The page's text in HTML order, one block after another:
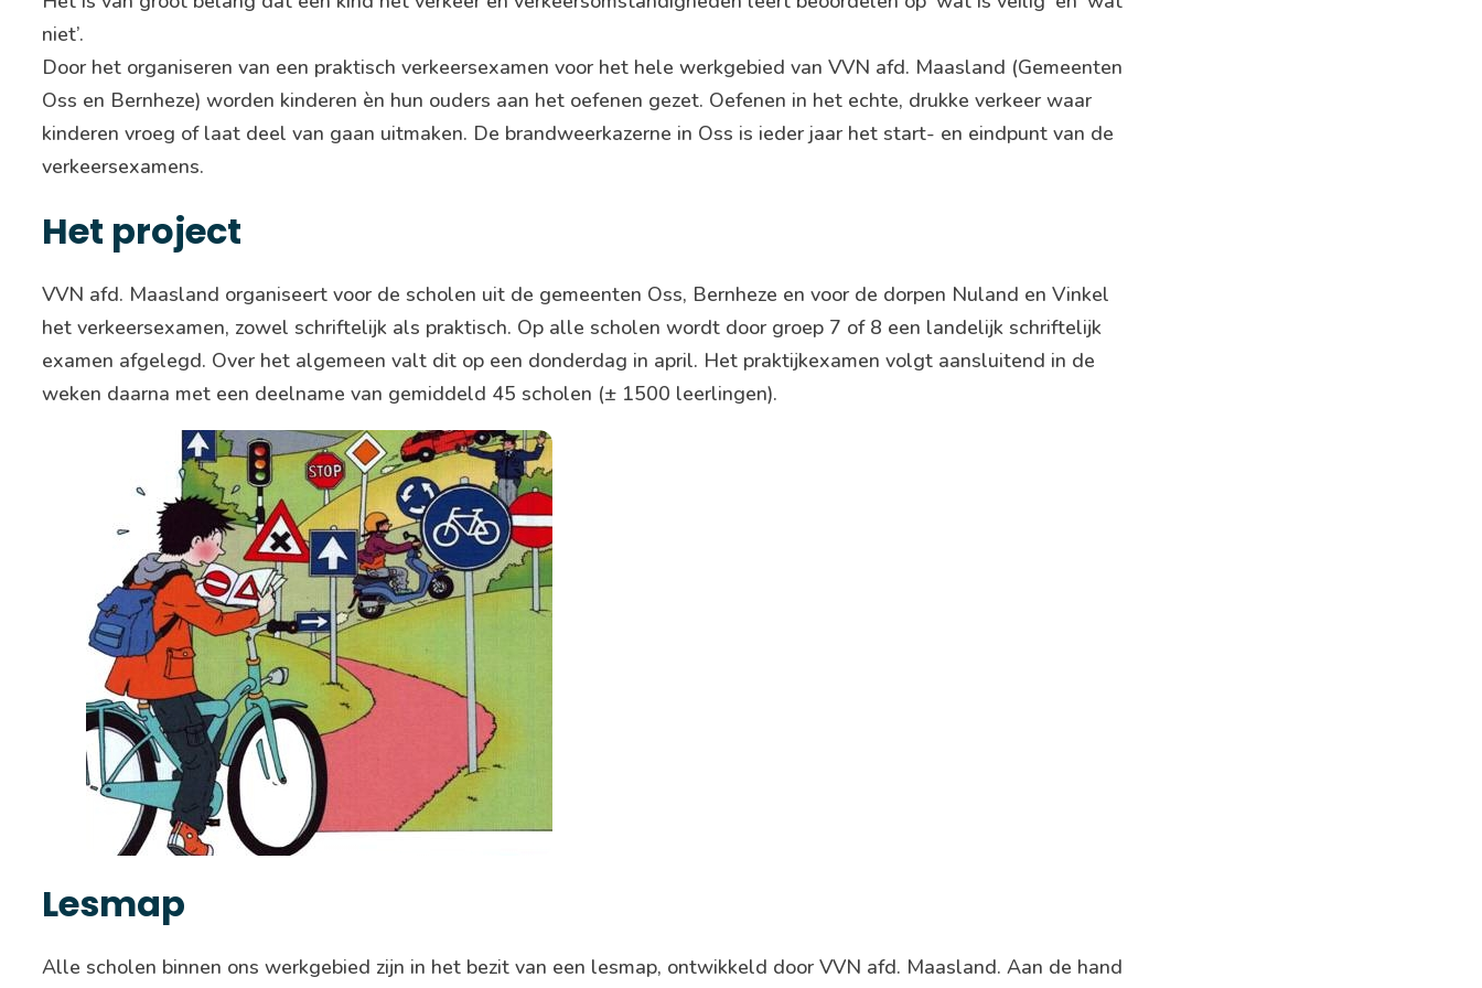
niet’.
Door het organiseren van een praktisch verkeersexamen voor het hele werkgebied van VVN afd. Maasland (Gemeenten
Oss en Bernheze) worden kinderen èn hun ouders aan het oefenen gezet. Oefenen in het echte, drukke verkeer waar
kinderen vroeg of laat deel van gaan uitmaken. De brandweerkazerne in Oss is ieder jaar het start- en eindpunt van de
verkeersexamens.
Het project
VVN afd. Maasland organiseert voor de scholen uit de gemeenten Oss, Bernheze en voor de dorpen Nuland en Vinkel
het verkeersexamen, zowel schriftelijk als praktisch. Op alle scholen wordt door groep 7 of 8 een landelijk schriftelijk
examen afgelegd. Over het algemeen valt dit op een donderdag in april. Het praktijkexamen volgt aansluitend in de
weken daarna met een deelname van gemiddeld 45 scholen (± 1500 leerlingen).
Lesmap
Alle scholen binnen ons werkgebied zijn in het bezit van een lesmap, ontwikkeld door VVN afd. Maasland. Aan de hand